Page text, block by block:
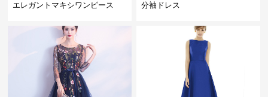
エレガントマキシワンピース
分袖ドレス